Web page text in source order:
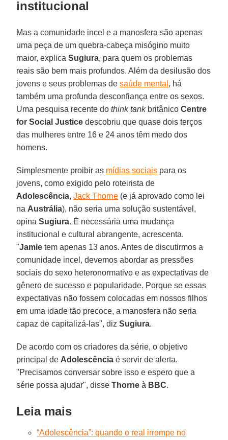
institucional
Mas a comunidade incel e a manosfera são apenas
uma peça de um quebra-cabeça misógino muito
maior, explicaSugiura, para quem os problemas
reais são bem mais profundos. Além da desilusão dos
jovens e seus problemas desaúde mental , há
também uma profunda desconfiança entre os sexos.
Uma pesquisa recente dothink tankbritânicoCentre
for Social Justice descobriu que quase dois terços
das mulheres entre 16 e 24 anos têm medo dos
homens.
Simplesmente proibir as mídias sociais para os
jovens, como exigido pelo roteirista de
Adolescência,Jack Thorne (e já aprovado como lei
na Austrália), não seria uma solução sustentável,
opinaSugiura. É necessária uma mudança
institucional e cultural abrangente, acrescenta.
"Jamie tem apenas 13 anos. Antes de discutirmos a
comunidade incel, devemos abordar as pressões
sociais do sexo heteronormativo e as expectativas de
gênero de sucesso e popularidade. Porque se essas
expectativas não fossem colocadas em nossos filhos
em uma idade tão precoce, a manosfera não seria
capaz de capitalizá-las", dizSugiura.
De acordo com os criadores da série, o objetivo
principal de Adolescência é servir de alerta.
"Precisamos conversar sobre isso e espero que a
série possa ajudar", disseThorne à BBC.
Leia mais
“Adolescência”: quando o real irrompe no